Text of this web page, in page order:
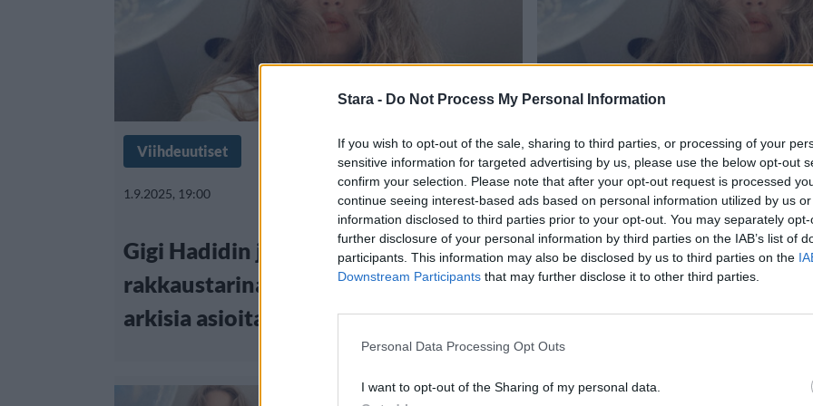
Stara - Do Not Process My Personal Information
If you wish to opt-out of the sale, sharing to third parties, or processing of your
sensitive information for targeted advertising by us, please use the below opt-out
confirm your selection. Please note that after your opt-out request is processed
continue seeing interest-based ads based on personal information utilized by us
information disclosed to third parties prior to your opt-out. You may separately
further disclosure of your personal information by third parties on the IAB’s list of
participants. This information may also be disclosed by us to third parties on the
Downstream Participants that may further disclose it to other third parties.
Personal Data Processing Opt Outs
I want to opt-out of the Sharing of my personal data.
Viihdeuutiset
1.9.2025, 19:00
Gigi Hadidin ja Bradley Cooperin
rakkaustarina etenee – arvostavat
arkisia asioita
Viihdeuutiset
1.6.2025, 5:00
Ohhoh, Bella ja Gigi
salatun siskopuolensa